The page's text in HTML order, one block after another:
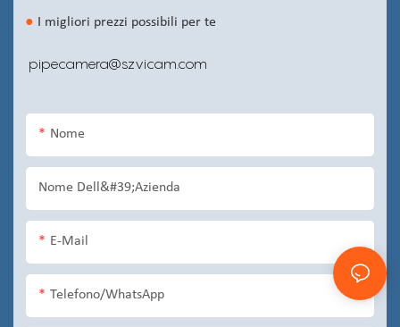
● I migliori prezzi possibili per te
pipecamera@szvicam.com
Nome
Nome Dell&#39;azienda
E-Mail
Telefono/WhatsApp